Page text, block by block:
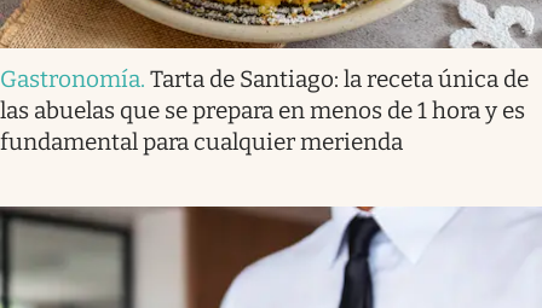
Gastronomía. Tarta de Santiago: la receta única de
las abuelas que se prepara en menos de 1 hora y es
fundamental para cualquier merienda